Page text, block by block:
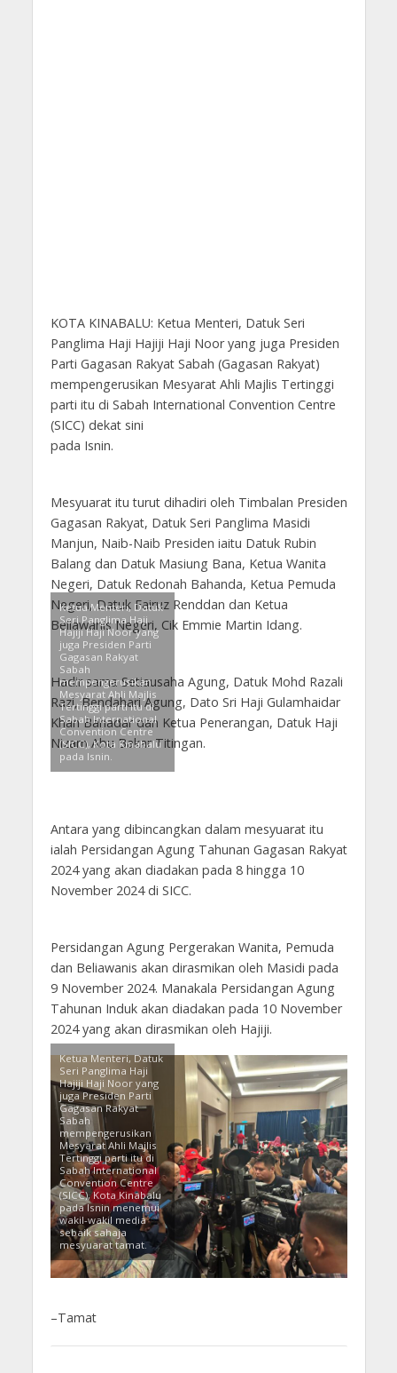
KOTA KINABALU: Ketua Menteri, Datuk Seri
Panglima Haji Hajiji Haji Noor yang juga Presiden
Parti Gagasan Rakyat Sabah (Gagasan Rakyat)
mempengerusikan Mesyarat Ahli Majlis Tertinggi
parti itu di Sabah International Convention Centre
(SICC) dekat sini
pada Isnin.
Mesyuarat itu turut dihadiri oleh Timbalan Presiden
Gagasan Rakyat, Datuk Seri Panglima Masidi
Manjun, Naib-Naib Presiden iaitu Datuk Rubin
Balang dan Datuk Masiung Bana, Ketua Wanita
Negeri, Datuk Redonah Bahanda, Ketua Pemuda
Negeri, Datuk Fairuz Renddan dan Ketua
Beliawanis Negeri, Cik Emmie Martin Idang.
Hadir sama Setiausaha Agung, Datuk Mohd Razali
Razi, Bendahari Agung, Dato Sri Haji Gulamhaidar
Khan Bahadar dan Ketua Penerangan, Datuk Haji
Nizam Abu Bakar Titingan.
Ketua Menteri, Datuk
Seri Panglima Haji
Hajiji Haji Noor yang
juga Presiden Parti
Gagasan Rakyat
Sabah
mempengerusikan
Mesyarat Ahli Majlis
Tertinggi parti itu di
Sabah International
Convention Centre
(SICC), Kota Kinabalu
pada Isnin.
Antara yang dibincangkan dalam mesyuarat itu
ialah Persidangan Agung Tahunan Gagasan Rakyat
2024 yang akan diadakan pada 8 hingga 10
November 2024 di SICC.
Persidangan Agung Pergerakan Wanita, Pemuda
dan Beliawanis akan dirasmikan oleh Masidi pada
9 November 2024. Manakala Persidangan Agung
Tahunan Induk akan diadakan pada 10 November
2024 yang akan dirasmikan oleh Hajiji.
Ketua Menteri, Datuk
Seri Panglima Haji
Hajiji Haji Noor yang
juga Presiden Parti
Gagasan Rakyat
Sabah
mempengerusikan
Mesyarat Ahli Majlis
Tertinggi parti itu di
Sabah International
Convention Centre
(SICC), Kota Kinabalu
pada Isnin menemui
wakil-wakil media
sebaik sahaja
mesyuarat tamat.
–Tamat